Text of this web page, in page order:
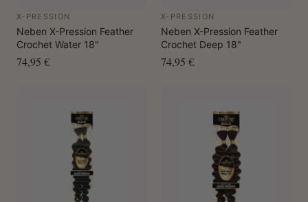
X-PRESSION
Neben X-Pression Feather
Crochet Water 18"
74,95 €
X-PRESSION
Neben X-Pression Feather
Crochet Deep 18"
74,95 €